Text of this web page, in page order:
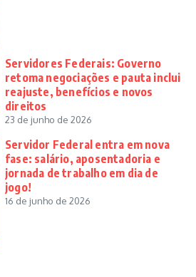
Servidores Federais: Governo
retoma negociações e pauta inclui
reajuste, benefícios e novos
direitos
23 de junho de 2026
Servidor Federal entra em nova
fase: salário, aposentadoria e
jornada de trabalho em dia de
jogo!
16 de junho de 2026